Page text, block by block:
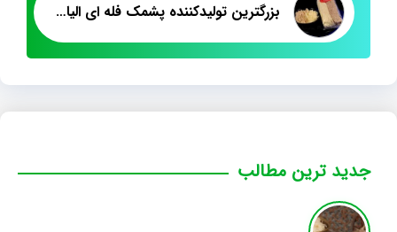
بزرگترین تولیدکننده پشمک فله ای الیافی
جدید ترین مطالب